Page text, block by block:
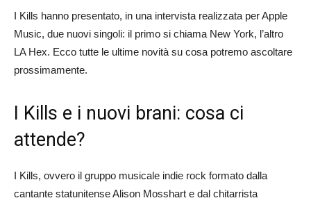
I Kills hanno presentato, in una intervista realizzata per Apple
Music, due nuovi singoli: il primo si chiama New York, l’altro
LA Hex. Ecco tutte le ultime novità su cosa potremo ascoltare
prossimamente.
I Kills e i nuovi brani: cosa ci
attende?
I Kills, ovvero il gruppo musicale indie rock formato dalla
cantante statunitense Alison Mosshart e dal chitarrista